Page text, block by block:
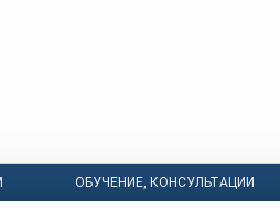
ОБУЧЕНИЕ, КОНСУЛЬТАЦИИ